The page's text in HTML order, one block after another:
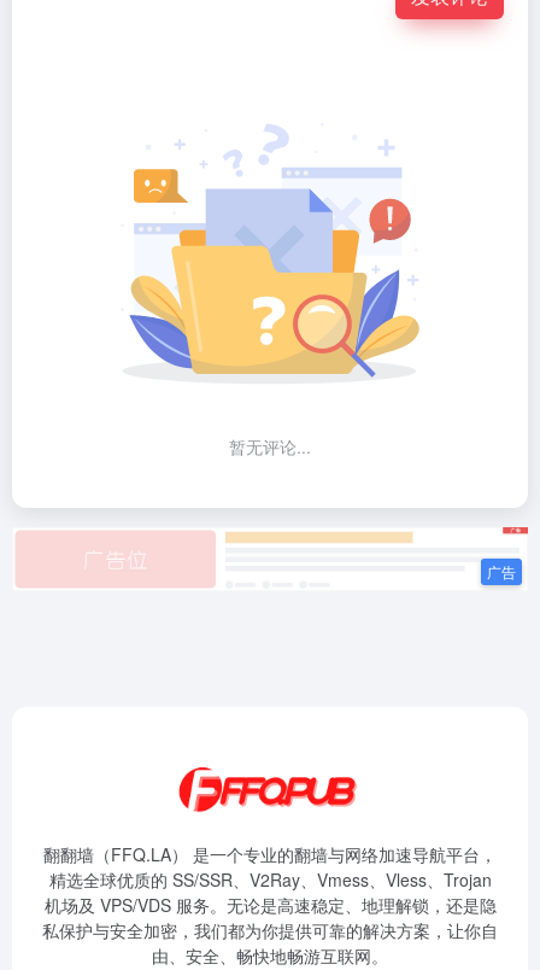
暂无评论...
翻翻墙（FFQ.LA） 是一个专业的翻墙与网络加速导航平台，
精选全球优质的 SS/SSR、V2Ray、Vmess、Vless、Trojan
机场及 VPS/VDS 服务。无论是高速稳定、地理解锁，还是隐
私保护与安全加密，我们都为你提供可靠的解决方案，让你自
由、安全、畅快地畅游互联网。